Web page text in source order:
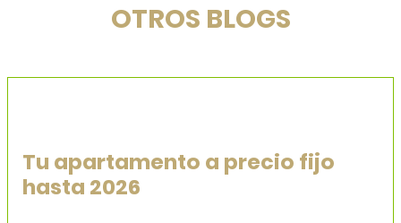
OTROS BLOGS
Tu apartamento a precio fijo
hasta 2026